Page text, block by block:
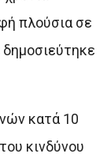
πλούσια σε
κατά 10
κινδύνου